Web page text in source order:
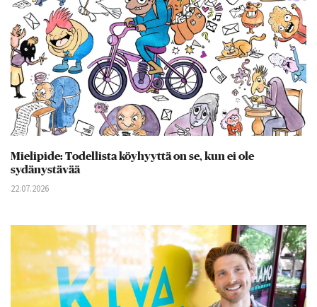
Mielipide: Todellista köyhyyttä on se, kun ei ole
sydänystävää
22.07.2026